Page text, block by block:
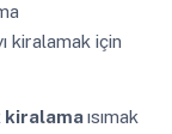
kiralamak için
kiralamaısımak